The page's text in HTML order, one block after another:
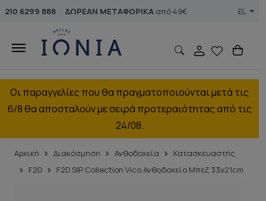
210 6299 888 ΔΩΡΕΑΝ ΜΕΤΑΦΟΡΙΚΑ από 49€ EL
Οι παραγγελίες που θα πραγματοποιούνται μετά τις
6/8 θα αποσταλούν με σειρά προτεραιότητας από τις
24/08.
Αρχική Διακόσμηση Ανθοδοχεία
Κατασκευαστής
F2D
F2D S|P Collection Vico Ανθοδοχείο Μπεζ 33x21cm